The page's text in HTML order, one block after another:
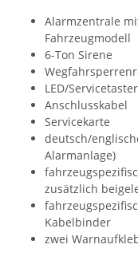
Alarmzentrale
Fahrzeugmodell
6-Ton Sirene
LED/Servicetaster
Anschlusskabel
Servicekarte
deutsch/
Alarmanlage)
zusätzlich
Kabelbinder
zwei